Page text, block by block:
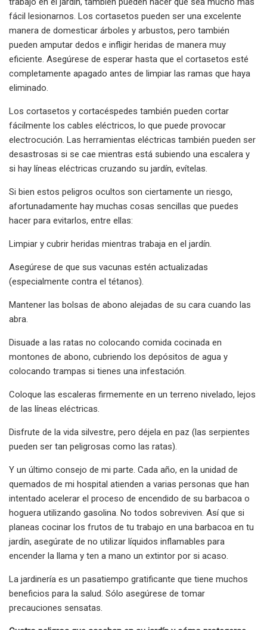
fácil lesionarnos. Los cortasetos pueden ser una excelente
manera de domesticar árboles y arbustos, pero también
pueden amputar dedos e infligir heridas de manera muy
eficiente. Asegúrese de esperar hasta que el cortasetos esté
completamente apagado antes de limpiar las ramas que haya
eliminado.
Los cortasetos y cortacéspedes también pueden cortar
fácilmente los cables eléctricos, lo que puede provocar
electrocución. Las herramientas eléctricas también pueden ser
desastrosas si se cae mientras está subiendo una escalera y
si hay líneas eléctricas cruzando su jardín, evítelas.
Si bien estos peligros ocultos son ciertamente un riesgo,
afortunadamente hay muchas cosas sencillas que puedes
hacer para evitarlos, entre ellas:
Limpiar y cubrir heridas mientras trabaja en el jardín.
Asegúrese de que sus vacunas estén actualizadas
(especialmente contra el tétanos).
Mantener las bolsas de abono alejadas de su cara cuando las
abra.
Disuade a las ratas no colocando comida cocinada en
montones de abono, cubriendo los depósitos de agua y
colocando trampas si tienes una infestación.
Coloque las escaleras firmemente en un terreno nivelado, lejos
de las líneas eléctricas.
Disfrute de la vida silvestre, pero déjela en paz (las serpientes
pueden ser tan peligrosas como las ratas).
Y un último consejo de mi parte. Cada año, en la unidad de
quemados de mi hospital atienden a varias personas que han
intentado acelerar el proceso de encendido de su barbacoa o
hoguera utilizando gasolina. No todos sobreviven. Así que si
planeas cocinar los frutos de tu trabajo en una barbacoa en tu
jardín, asegúrate de no utilizar líquidos inflamables para
encender la llama y ten a mano un extintor por si acaso.
La jardinería es un pasatiempo gratificante que tiene muchos
beneficios para la salud. Sólo asegúrese de tomar
precauciones sensatas.